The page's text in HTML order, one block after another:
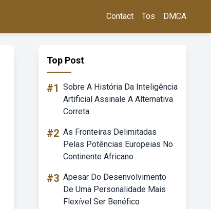
Contact Tos DMCA
Top Post
#1 Sobre A História Da Inteligência
Artificial Assinale A Alternativa
Correta
#2 As Fronteiras Delimitadas
Pelas Potências Europeias No
Continente Africano
#3 Apesar Do Desenvolvimento
De Uma Personalidade Mais
Flexível Ser Benéfico